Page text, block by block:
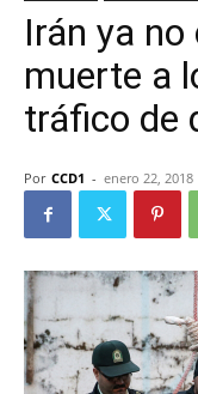
Irán ya
muerte a
tráfico de
Por CCD1 - enero 22, 2018